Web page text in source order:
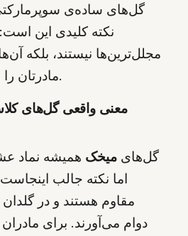
گل‌های ساده‌ی
نکته کلیدی این
مجلل‌ترین‌ها نیستند، بلکه
مادرتان را به یاد شما می‌آورند.
معنی واقعی گل‌های
گل‌های میخک همیشه نماد
اما نکته جالب
مقاوم هستند و در گلدان
دوام می‌آورند. برای